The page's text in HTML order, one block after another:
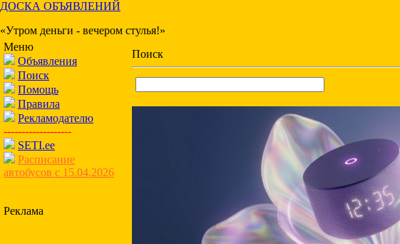
ДОСКА ОБЪЯВЛЕНИЙ
«Утром деньги - вечером стулья!»
Меню
Объявления
Поиск
Помощь
Правила
Рекламодателю
-------------------
SETI.ee
Расписание
автобусов с 15.04.2026
Реклама
Поиск